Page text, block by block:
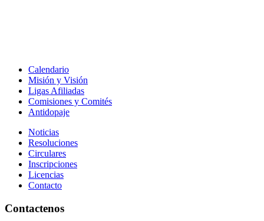
Calendario
Misión y Visión
Ligas Afiliadas
Comisiones y Comités
Antidopaje
Noticias
Resoluciones
Circulares
Inscripciones
Licencias
Contacto
Contactenos